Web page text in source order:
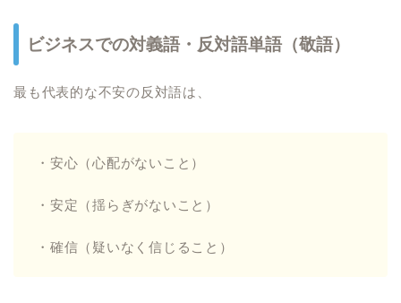
ビジネスでの対義語・反対語単語（敬語）
最も代表的な不安の反対語は、
・安心（心配がないこと）
・安定（揺らぎがないこと）
・確信（疑いなく信じること）